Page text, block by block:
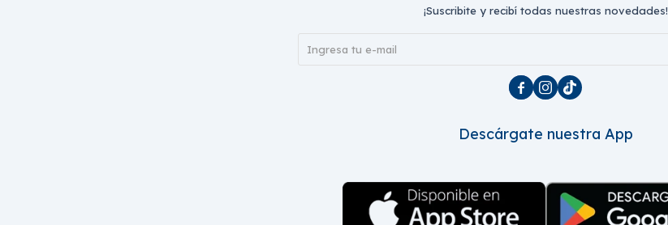
¡Suscribite y recibí todas nuestras novedades!
  
Descárgate nuestra App